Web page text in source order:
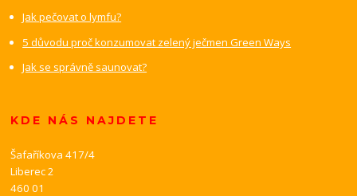
Jak pečovat o lymfu?
5 důvodu proč konzumovat zelený ječmen Green Ways
Jak se správně saunovat?
KDE NÁS NAJDETE
Šafaříkova 417/4
Liberec 2
460 01